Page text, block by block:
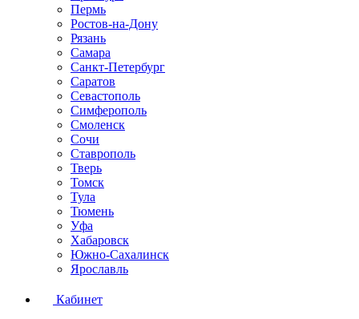
Пермь
Ростов-на-Дону
Рязань
Самара
Санкт-Петербург
Саратов
Севастополь
Симферополь
Смоленск
Сочи
Ставрополь
Тверь
Томск
Тула
Тюмень
Уфа
Хабаровск
Южно-Сахалинск
Ярославль
Кабинет